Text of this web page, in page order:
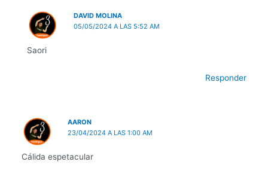
DAVID MOLINA
05/05/2024 A LAS 5:52 AM
Saori
Responder
AARON
23/04/2024 A LAS 1:00 AM
Cálida espetacular